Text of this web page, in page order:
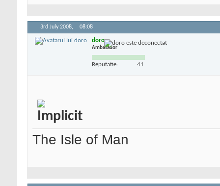
3rd July 2008, 08:08
doro
Ambasador
Reputatie: 41
The Isle of Man